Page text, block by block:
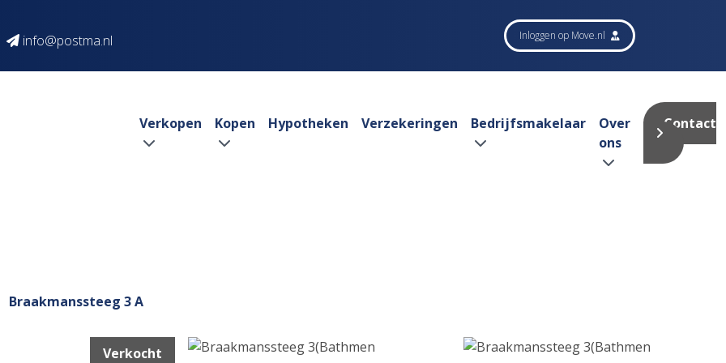
info@postma.nl Inloggen op Move.nl
Verkopen Kopen Hypotheken Verzekeringen Bedrijfsmakelaar
Over
ons
Contact
Braakmanssteeg 3 A
Verkocht